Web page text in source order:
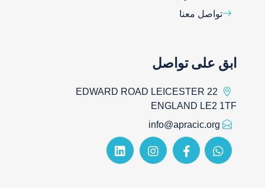
تواصل معنا
ابق على تواصل
22 EDWARD ROAD LEICESTER
ENGLAND LE2 1TF
info@apracic.org